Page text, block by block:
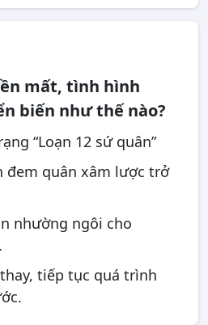
mất, tình hình
biến như thế nào?
“Loạn 12 sứ quân”
đem quân xâm lược trở
nhường ngôi cho
tiếp tục quá trình